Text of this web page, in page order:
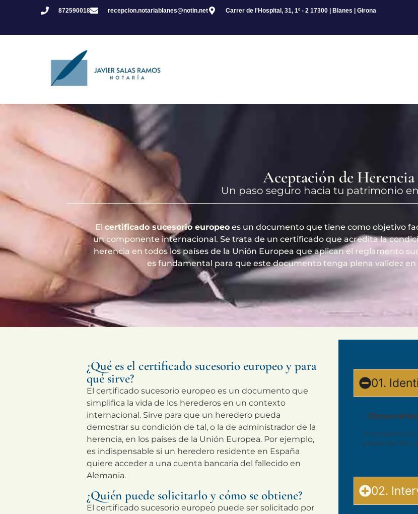
872590018 recepcion.notariablanes@notin.net Carrer de l'Hospital, 31, 1º - 2 17300 | Blanes | Girona
Aceptación de Herencia
Un paso seguro hacia tu patrimonio
Elcertificado sucesorio europeoes un documento que tiene como objetivo
un componente internacional. Se trata de un certificado que acredita la
herencia en todos los países de la Unión Europea que aplican el reglamento
es fundamental para que este documento tenga plena validez en
¿Qué es el certificado sucesorio europeo y para
qué sirve?
El certificado sucesorio europeo es un documento que
simplifica la vida de los herederos en un contexto
internacional. Sirve para que un heredero pueda
demostrar su condición de tal, o la de administrador de la
herencia, en los países de la Unión Europea. Por ejemplo,
es indispensable si un heredero residente en España
quiere acceder a una cuenta bancaria del fallecido en
Alemania.
¿Quién puede solicitarlo y cómo se obtiene?
El certificado sucesorio europeo puede ser solicitado por
01.
·
Si es español el
presentar NIE y
02.